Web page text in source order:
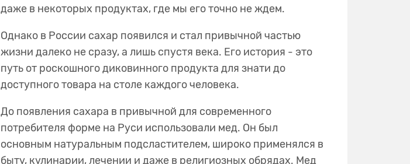
даже в некоторых продуктах, где мы его точно не ждем.
Однако в России сахар появился и стал привычной частью
жизни далеко не сразу, а лишь спустя века. Его история - это
путь от роскошного диковинного продукта для знати до
доступного товара на столе каждого человека.
До появления сахара в привычной для современного
потребителя форме на Руси использовали мед. Он был
основным натуральным подсластителем, широко применялся в
быту, кулинарии, лечении и даже в религиозных обрядах. Мед